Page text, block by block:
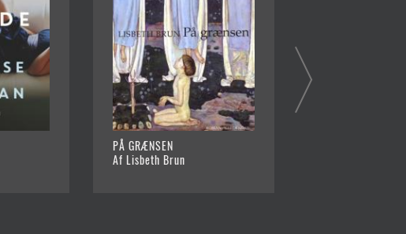
PÅ GRÆNSEN
Af Lisbeth Brun